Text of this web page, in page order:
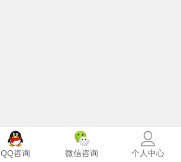
QQ咨询 微信咨询 个人中心